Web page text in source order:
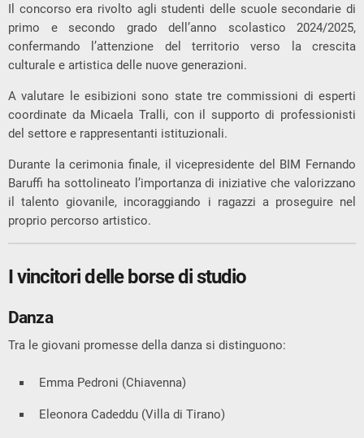
Il concorso era rivolto agli studenti delle scuole secondarie di
primo e secondo grado dell’anno scolastico 2024/2025,
confermando l’attenzione del territorio verso la crescita
culturale e artistica delle nuove generazioni.
A valutare le esibizioni sono state tre commissioni di esperti
coordinate da Micaela Tralli, con il supporto di professionisti
del settore e rappresentanti istituzionali.
Durante la cerimonia finale, il vicepresidente del BIM Fernando
Baruffi ha sottolineato l’importanza di iniziative che valorizzano
il talento giovanile, incoraggiando i ragazzi a proseguire nel
proprio percorso artistico.
I vincitori delle borse di studio
Danza
Tra le giovani promesse della danza si distinguono:
Emma Pedroni (Chiavenna)
Eleonora Cadeddu (Villa di Tirano)